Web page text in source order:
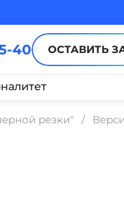
40 ОСТАВИТЬ
резки"